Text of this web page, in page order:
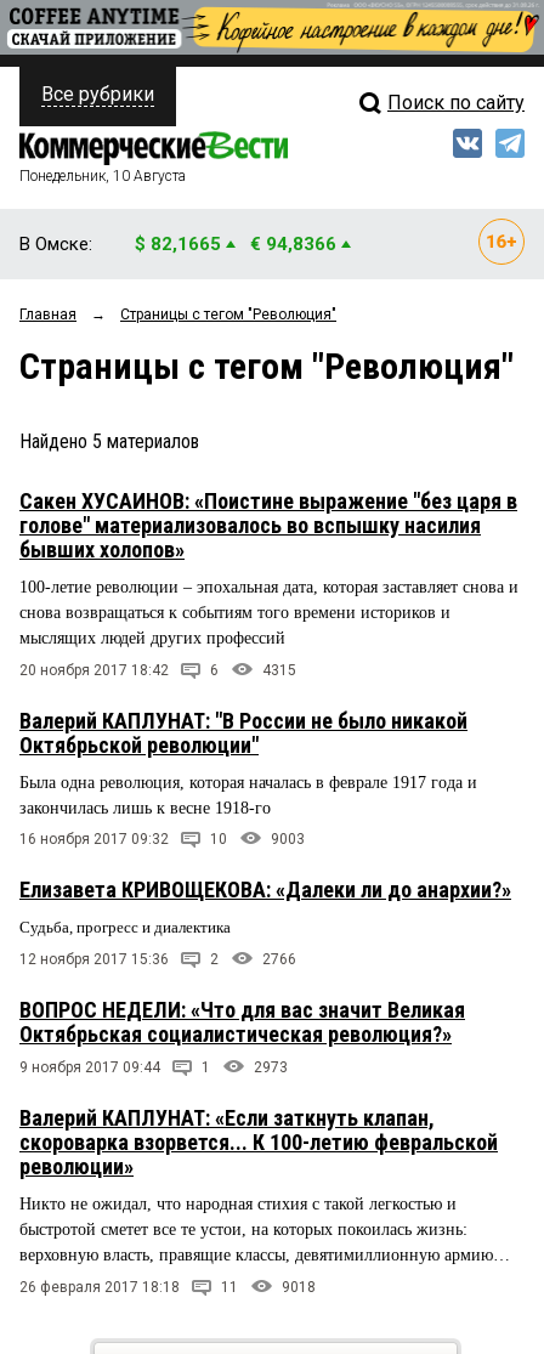
ПОЛИТИКА
ФИНАНСЫ
ОБЩЕСТВО
ЗАКОН
НОВОСТИ КОМПАНИЙ
СТИЛЬ ЖИЗНИ
Свежий выпуск
Мнения
Рейтинги
Все рубрики Поиск по сайту
Понедельник, 10 Августа
В Омске: $ 82,1665 € 94,8366
Главная → Страницы c тегом "Революция"
Страницы c тегом "Революция"
Найдено 5 материалов
Сакен ХУСАИНОВ: «Поистине выражение "без царя в
голове" материализовалось во вспышку насилия
бывших холопов»
100-летие революции – эпохальная дата, которая заставляет снова и
снова возвращаться к событиям того времени историков и
мыслящих людей других профессий
20 ноября 2017 18:42 6 4315
Валерий КАПЛУНАТ: "В России не было никакой
Октябрьской революции"
Была одна революция, которая началась в феврале 1917 года и
закончилась лишь к весне 1918-го
16 ноября 2017 09:32 10 9003
Елизавета КРИВОЩЕКОВА: «Далеки ли до анархии?»
Судьба, прогресс и диалектика
12 ноября 2017 15:36 2 2766
ВОПРОС НЕДЕЛИ: «Что для вас значит Великая
Октябрьская социалистическая революция?»
9 ноября 2017 09:44 1 2973
Валерий КАПЛУНАТ: «Если заткнуть клапан,
скороварка взорвется... К 100-летию февральской
революции»
Никто не ожидал, что народная стихия с такой легкостью и
быстротой сметет все те устои, на которых покоилась жизнь:
верховную власть, правящие классы, девятимиллионную армию…
26 февраля 2017 18:18 11 9018